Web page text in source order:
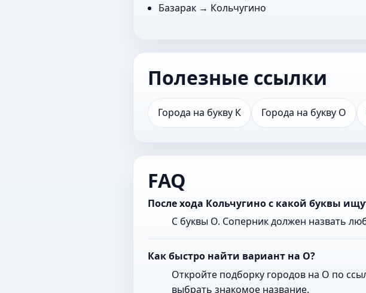
Базарак → Кольчугино
Полезные ссылки
Города на букву К Города на букву О
FAQ
После хода Кольчугино с какой буквы
С буквы О. Соперник должен назвать
Как быстро найти вариант на О?
Откройте подборку городов на О по
выбрать знакомое название.